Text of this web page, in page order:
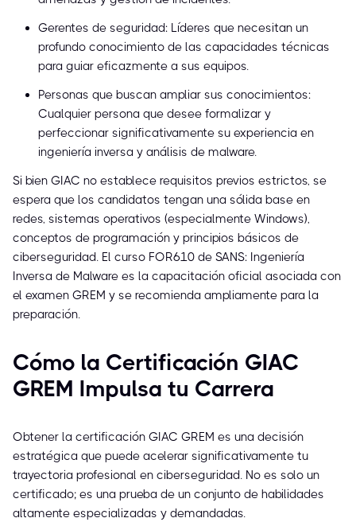
Gerentes de seguridad: Líderes que necesitan un
profundo conocimiento de las capacidades técnicas
para guiar eficazmente a sus equipos.
Personas que buscan ampliar sus conocimientos:
Cualquier persona que desee formalizar y
perfeccionar significativamente su experiencia en
ingeniería inversa y análisis de malware.
Si bien GIAC no establece requisitos previos estrictos, se
espera que los candidatos tengan una sólida base en
redes, sistemas operativos (especialmente Windows),
conceptos de programación y principios básicos de
ciberseguridad. El curso FOR610 de SANS: Ingeniería
Inversa de Malware es la capacitación oficial asociada con
el examen GREM y se recomienda ampliamente para la
preparación.
Cómo la Certificación GIAC
GREM Impulsa tu Carrera
Obtener la certificación GIAC GREM es una decisión
estratégica que puede acelerar significativamente tu
trayectoria profesional en ciberseguridad. No es solo un
certificado; es una prueba de un conjunto de habilidades
altamente especializadas y demandadas.